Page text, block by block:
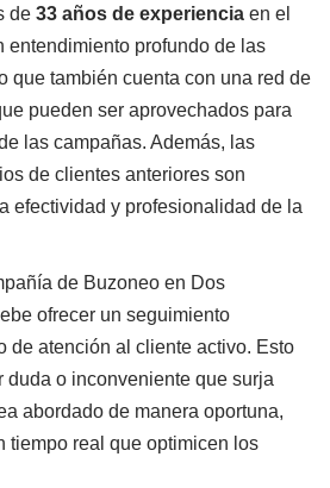
de 33 años de experiencia en el
entendimiento profundo de las
que también cuenta con una red de
pueden ser aprovechados para
las campañas. Además, las
de clientes anteriores son
efectividad y profesionalidad de la
de Buzoneo en Dos
ofrecer un seguimiento
de atención al cliente activo. Esto
duda o inconveniente que surja
abordado de manera oportuna,
tiempo real que optimicen los